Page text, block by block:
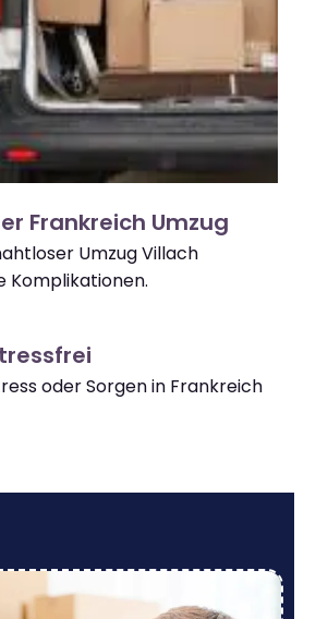
Frankreich Umzug
Umzug Villach
Komplikationen.
oder Sorgen in Frankreich